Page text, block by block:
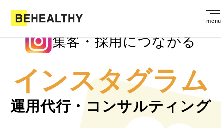
集客・採用につながる
インスタグラム
運用代行・コンサルティング